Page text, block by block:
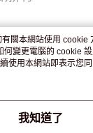
關本網站使用 cookie
變更電腦的 cookie
使用本網站即表示您
。
我知道了